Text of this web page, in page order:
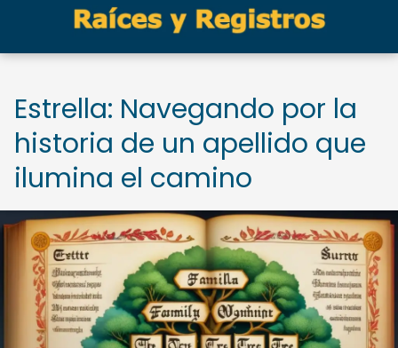
Estrella: Navegando por la
historia de un apellido que
ilumina el camino